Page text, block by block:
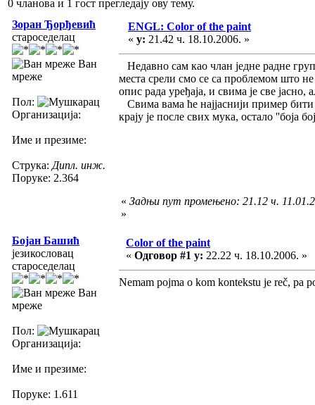
0 чланова и 1 гост прегледају ову тему.
Зоран Ђорђевић
староседелац
Ван
мреже
Пол:
Организација:
Име и презиме:
Струка: Дипл. инж.
Поруке: 2.364
ENGL: Color of the paint
« у: 21.42 ч. 18.10.2006. »
Недавно сам као члан једне радне
места срели смо се са проблемом што
опис рада уређаја, и свима је све јасно,
Свима вама ће најјаснији пример бити
крају је после свих мука, остало ''боја
« Задњи пут промењено: 21.12 ч.
»
Бојан Башић
језикословац
староседелац
Ван
мреже
Пол:
Организација:
Име и презиме:
Поруке: 1.611
Color of the paint
« Одговор #1 у: 22.22 ч. 18.10.2006. »
Nemam pojma o kom kontekstu je reč, pa